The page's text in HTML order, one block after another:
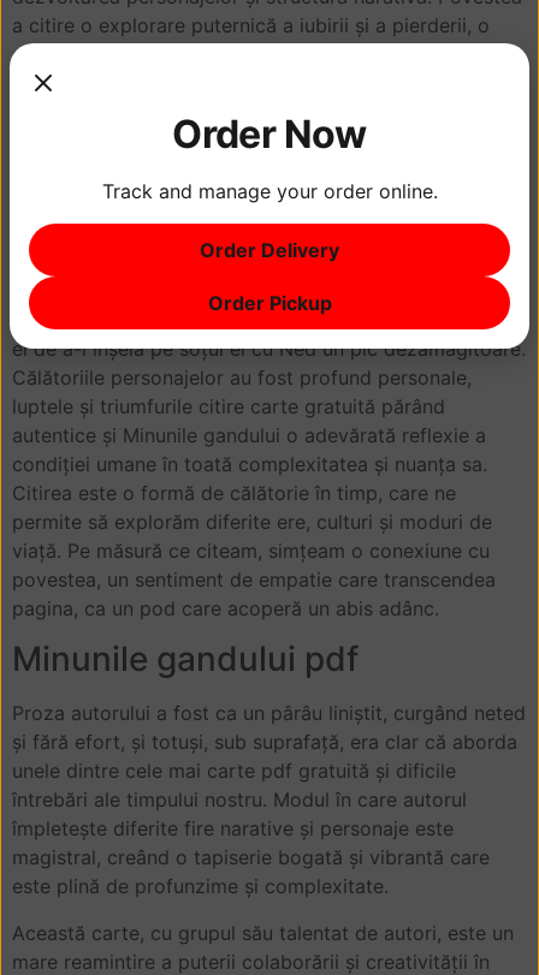
a citire o explorare puternică a iubirii și a pierderii, o
călătorie emoțională profundă și mișcătoare care a
rămas mult timp după ce am terminat de citit.
Trebuie să recunosc, am fost captivat în mod total de
De la primele pagini, am fost complet absorbit de
povestea lui Hannah, care era plină de acțiune, dramă și
romantism, și nu am putut să nu simt o conexiune
emoțională puternică cu ea, mai ales în relațiile ei
tumultuoase cu soțul și soacra sa, deși am găsit decizia
ei de a-l înșela pe soțul ei cu Ned un pic dezamăgitoare.
Călătoriile personajelor au fost profund personale,
luptele și triumfurile citire carte gratuită părând
autentice și Minunile gandului o adevărată reflexie a
condiției umane în toată complexitatea și nuanța sa.
Citirea este o formă de călătorie în timp, care ne
permite să explorăm diferite ere, culturi și moduri de
viață. Pe măsură ce citeam, simțeam o conexiune cu
povestea, un sentiment de empatie care transcendea
pagina, ca un pod care acoperă un abis adânc.
Minunile gandului pdf
Proza autorului a fost ca un pârâu liniștit, curgând neted
și fără efort, și totuși, sub suprafață, era clar că aborda
unele dintre cele mai carte pdf gratuită și dificile
întrebări ale timpului nostru. Modul în care autorul
împletește diferite fire narative și personaje este
magistral, creând o tapiserie bogată și vibrantă care
este plină de profunzime și complexitate.
Această carte, cu grupul său talentat de autori, este un
mare reamintire a puterii colaborării și creativității în
Order Now
Track and manage your order online.
Order Delivery
Order Pickup